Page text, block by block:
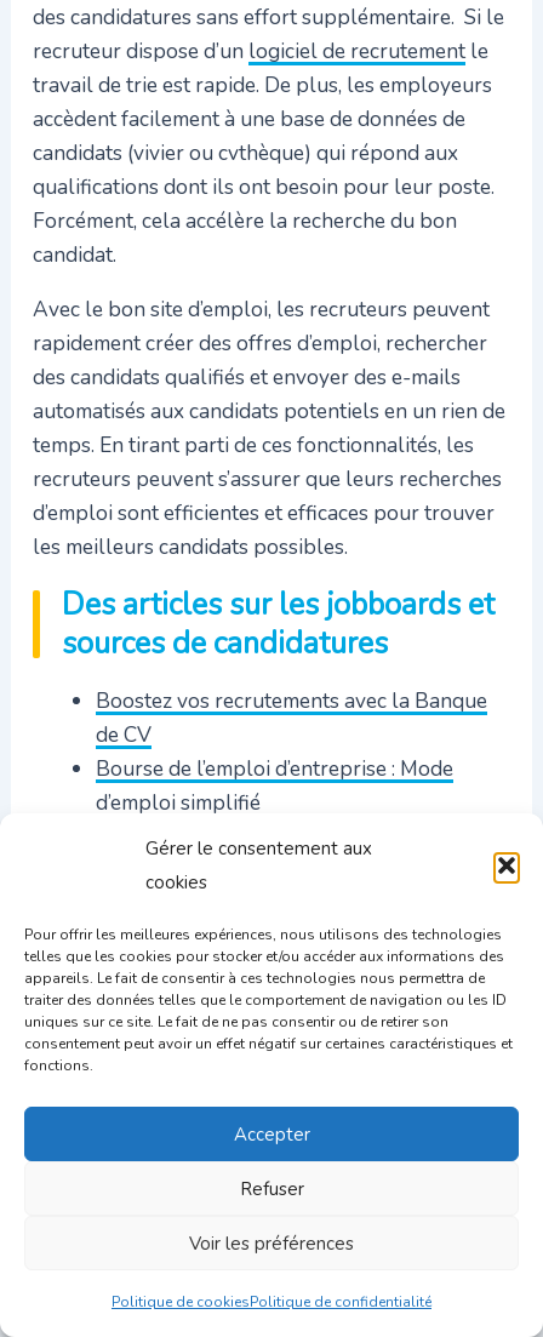
Gérer le consentement aux
cookies
Pour offrir les meilleures expériences, nous utilisons des technologies
telles que les cookies pour stocker et/ou accéder aux informations des
appareils. Le fait de consentir à ces technologies nous permettra de
traiter des données telles que le comportement de navigation ou les ID
uniques sur ce site. Le fait de ne pas consentir ou de retirer son
consentement peut avoir un effet négatif sur certaines caractéristiques et
fonctions.
Accepter
Refuser
Voir les préférences
Politique de cookiesPolitique de confidentialité
des candidatures sans effort supplémentaire. Si le
recruteur dispose d’un logiciel de recrutementle
travail de trie est rapide. De plus, les employeurs
accèdent facilement à une base de données de
candidats (vivier ou cvthèque) qui répond aux
qualifications dont ils ont besoin pour leur poste.
Forcément, cela accélère la recherche du bon
candidat.
Avec le bon site d’emploi, les recruteurs peuvent
rapidement créer des offres d’emploi, rechercher
des candidats qualifiés et envoyer des e-mails
automatisés aux candidats potentiels en un rien de
temps. En tirant parti de ces fonctionnalités, les
recruteurs peuvent s’assurer que leurs recherches
d’emploi sont efficientes et efficaces pour trouver
les meilleurs candidats possibles.
Des articles sur les jobboards et
sources de candidatures
Boostez vos recrutements avec la Banque
de CV
Bourse de l’emploi d’entreprise : Mode
d’emploi simplifié
Comment choisir le meilleur site emploi
selon vos besoins ?
candidatures : Guide pratique
Exemple de cvthèque pour optimiser son
recrutement
Les offres d’emploi sur Google for jobs :
Où trouver des CV de candidats gratuit en
Utilisez notre liste des sites de recherche